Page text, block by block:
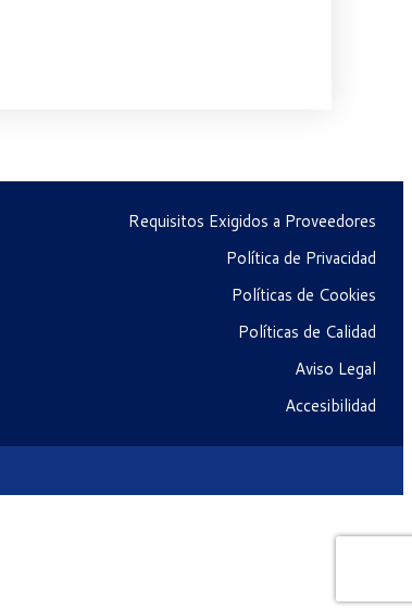
Requisitos Exigidos a Proveedores
Política de Privacidad
Políticas de Cookies
Políticas de Calidad
Aviso Legal
Accesibilidad